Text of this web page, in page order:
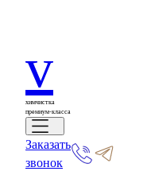
v
химчистка
премиум-класса
Заказать
звонок